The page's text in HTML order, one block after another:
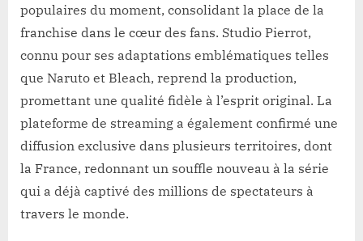
populaires du moment, consolidant la place de la
franchise dans le cœur des fans. Studio Pierrot,
connu pour ses adaptations emblématiques telles
que Naruto et Bleach, reprend la production,
promettant une qualité fidèle à l’esprit original. La
plateforme de streaming a également confirmé une
diffusion exclusive dans plusieurs territoires, dont
la France, redonnant un souffle nouveau à la série
qui a déjà captivé des millions de spectateurs à
travers le monde.